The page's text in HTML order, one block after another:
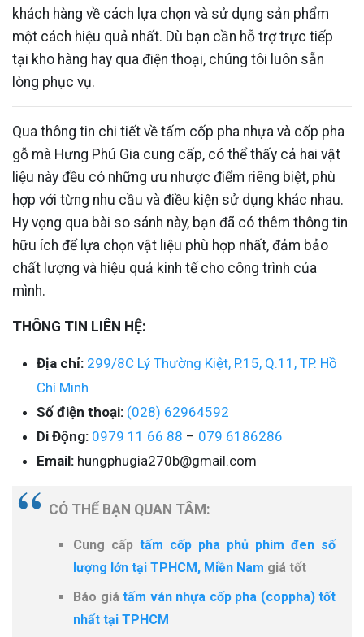
khách hàng về cách lựa chọn và sử dụng sản phẩm
một cách hiệu quả nhất. Dù bạn cần hỗ trợ trực tiếp
tại kho hàng hay qua điện thoại, chúng tôi luôn sẵn
lòng phục vụ.
Qua thông tin chi tiết về tấm cốp pha nhựa và cốp pha
gỗ mà Hưng Phú Gia cung cấp, có thể thấy cả hai vật
liệu này đều có những ưu nhược điểm riêng biệt, phù
hợp với từng nhu cầu và điều kiện sử dụng khác nhau.
Hy vọng qua bài so sánh này, bạn đã có thêm thông tin
hữu ích để lựa chọn vật liệu phù hợp nhất, đảm bảo
chất lượng và hiệu quả kinh tế cho công trình của
mình.
THÔNG TIN LIÊN HỆ:
Địa chỉ: 299/8C Lý Thường Kiệt, P.15, Q.11, TP. Hồ
Chí Minh
Số điện thoại: (028) 62964592
Di Động: 0979 11 66 88 – 079 6186286
Email: hungphugia270b@gmail.com
CÓ THỂ BẠN QUAN TÂM:
Cung cấp tấm cốp pha phủ phim đen số
lượng lớn tại TPHCM, Miền Nam giá tốt
Báo giá tấm ván nhựa cốp pha (coppha) tốt
nhất tại TPHCM